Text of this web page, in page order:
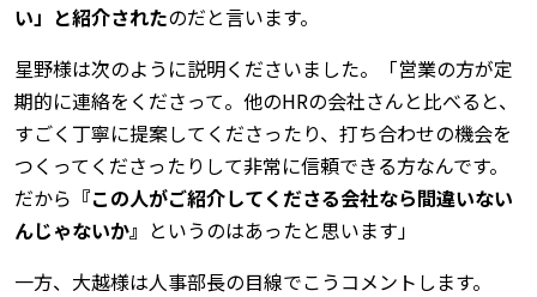
い」と紹介されたのだと言います。
星野様は次のように説明くださいました。「営業の方が定
期的に連絡をくださって。他のHRの会社さんと比べると、
すごく丁寧に提案してくださったり、打ち合わせの機会を
つくってくださったりして非常に信頼できる方なんです。
だから 『この人がご紹介してくださる会社なら間違いない
んじゃないか』 というのはあったと思います」
一方、大越様は人事部長の目線でこうコメントします。